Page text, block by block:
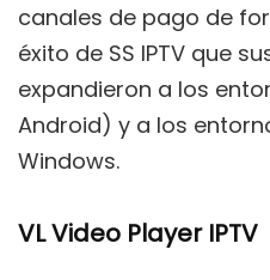
canales de pago de
éxito de SS IPTV que
expandieron a los
Android) y a los
Windows.
VL Video Player IPTV